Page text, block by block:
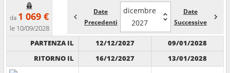
da 1 069 €
le 10/09/2028
Date
Precedenti
dicembre
2027
Date
Successive
PARTENZA IL
RITORNO IL
12/12/2027
16/12/2027
09/01/2028
13/01/2028
Ricerca